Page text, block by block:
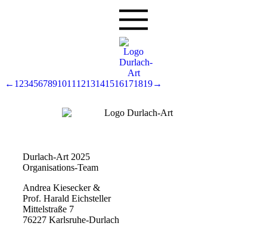
← 1 234567891011 1213141516171819→
Durlach-Art 2025
Organisations-Team
Andrea Kiesecker &
Prof. Harald Eichsteller
Mittelstraße 7
76227 Karlsruhe-Durlach